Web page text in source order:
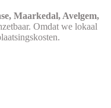
Maarkedal, Avelgem,
Omdat we lokaal